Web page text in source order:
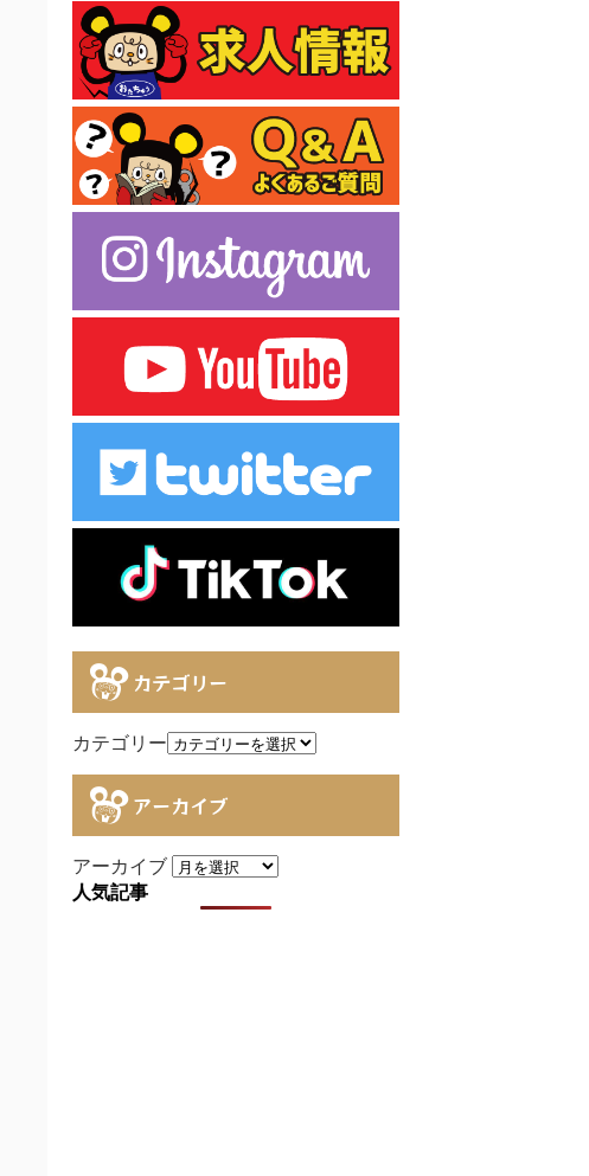
カテゴリー
カテゴリー
アーカイブ
アーカイブ
人気記事